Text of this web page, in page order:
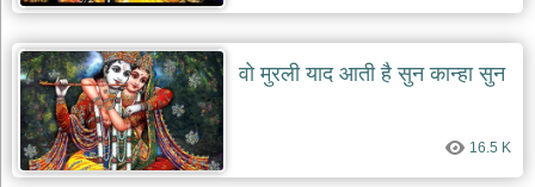
भजन
dev
bhajans
आज
का
भजन
bhajan
वो मुरली याद आती है सुन कान्हा सुन
16.5 K